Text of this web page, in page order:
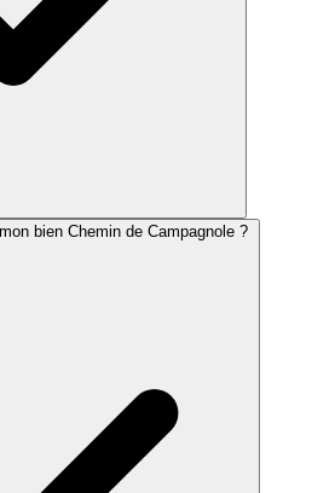
bien Chemin de Campagnole ?